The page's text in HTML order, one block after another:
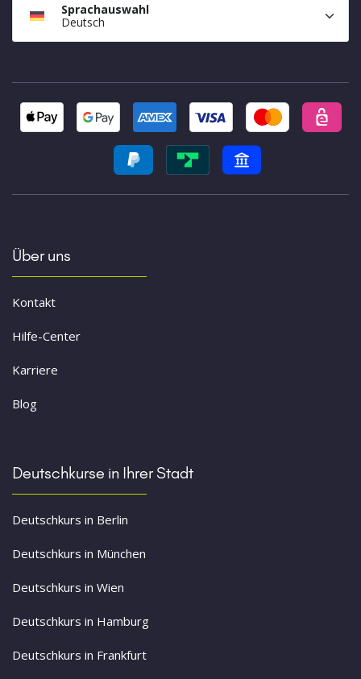
Sprachauswahl
Deutsch
Über uns
Kontakt
Hilfe-Center
Karriere
Blog
Deutschkurse in Ihrer Stadt
Deutschkurs in Berlin
Deutschkurs in München
Deutschkurs in Wien
Deutschkurs in Hamburg
Deutschkurs in Frankfurt